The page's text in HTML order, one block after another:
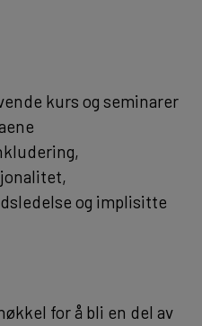
kurs og seminarer
og implisitte
for å bli en del av